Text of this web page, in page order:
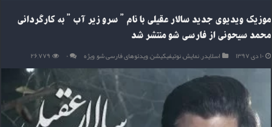
موزیک ویدیوی جدید سالار عقیلی با نام ” سرو زیر آب ” به کارگردانی
محمد سیحونی از فارسی شو منتشر شد
۱۰ دی ۱۳۹۷ اسلایدر,نمایش,نوتیفیکیشن,ویدئوهای فارسی شو,ویژه ۰ ۲۶,۷۷۹